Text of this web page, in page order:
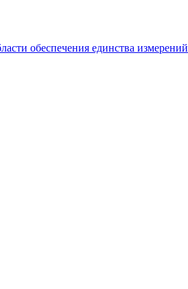
обеспечения единства измерений